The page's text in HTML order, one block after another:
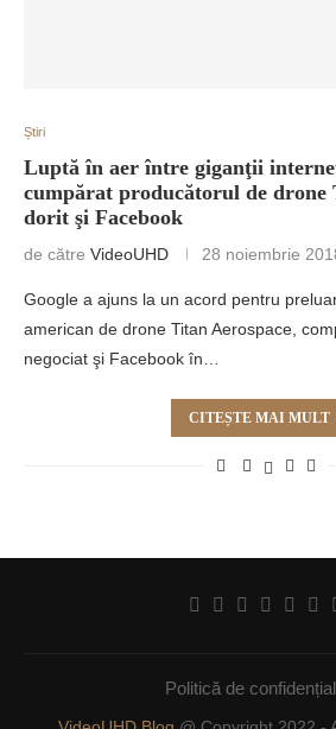
Știri
Luptă în aer între giganţii
cumpărat producătorul de drone
dorit şi Facebook
de către VideoUHD 28 noiembrie
Google a ajuns la un acord pentru
american de drone Titan Aerospace,
negociat şi Facebook în…
CITEȘTE MAI MULT
Politică de